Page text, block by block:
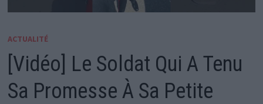
ACTUALITÉ
[Vidéo] Le Soldat Qui A Tenu
Sa Promesse À Sa Petite